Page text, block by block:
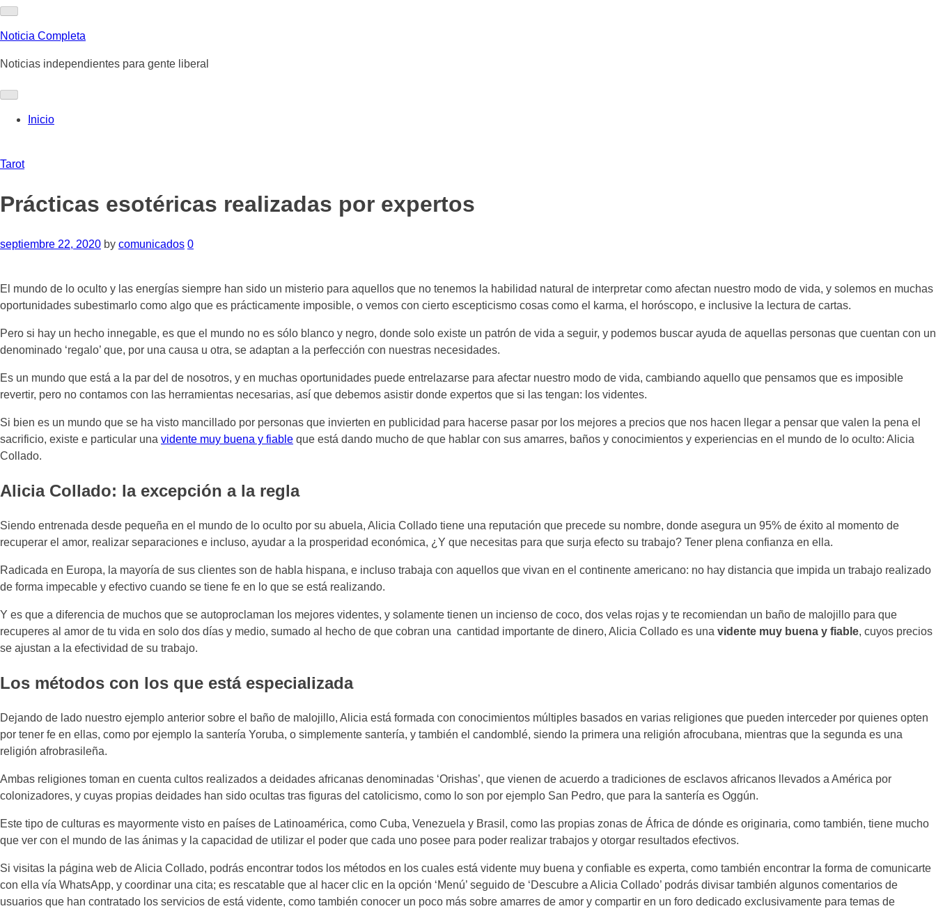
Skip
content
Noticia Completa
Noticias independientes para gente liberal
Inicio
Tarot
Prácticas esotéricas realizadas por expertos
septiembre 22, 2020 by comunicados 0
El mundo de lo oculto y las energías siempre han sido un misterio para aquellos que no tenemos la habilidad natural de interpretar como afectan nuestro modo de vida, y solemos en muchas
oportunidades subestimarlo como algo que es prácticamente imposible, o vemos con cierto escepticismo cosas como el karma, el horóscopo, e inclusive la lectura de cartas.
Pero si hay un hecho innegable, es que el mundo no es sólo blanco y negro, donde solo existe un patrón de vida a seguir, y podemos buscar ayuda de aquellas personas que cuentan con un
denominado ‘regalo’ que, por una causa u otra, se adaptan a la perfección con nuestras necesidades.
Es un mundo que está a la par del de nosotros, y en muchas oportunidades puede entrelazarse para afectar nuestro modo de vida, cambiando aquello que pensamos que es imposible
revertir, pero no contamos con las herramientas necesarias, así que debemos asistir donde expertos que si las tengan: los videntes.
Si bien es un mundo que se ha visto mancillado por personas que invierten en publicidad para hacerse pasar por los mejores a precios que nos hacen llegar a pensar que valen la pena el
sacrificio, existe e particular una vidente muy buena y fiable que está dando mucho de que hablar con sus amarres, baños y conocimientos y experiencias en el mundo de lo oculto: Alicia
Collado.
Alicia Collado: la excepción a la regla
Siendo entrenada desde pequeña en el mundo de lo oculto por su abuela, Alicia Collado tiene una reputación que precede su nombre, donde asegura un 95% de éxito al momento de
recuperar el amor, realizar separaciones e incluso, ayudar a la prosperidad económica, ¿Y que necesitas para que surja efecto su trabajo? Tener plena confianza en ella.
Radicada en Europa, la mayoría de sus clientes son de habla hispana, e incluso trabaja con aquellos que vivan en el continente americano: no hay distancia que impida un trabajo realizado
de forma impecable y efectivo cuando se tiene fe en lo que se está realizando.
Y es que a diferencia de muchos que se autoproclaman los mejores videntes, y solamente tienen un incienso de coco, dos velas rojas y te recomiendan un baño de malojillo para que
recuperes al amor de tu vida en solo dos días y medio, sumado al hecho de que cobran una cantidad importante de dinero, Alicia Collado es una vidente muy buena y fiable, cuyos precios
se ajustan a la efectividad de su trabajo.
Los métodos con los que está especializada
Dejando de lado nuestro ejemplo anterior sobre el baño de malojillo, Alicia está formada con conocimientos múltiples basados en varias religiones que pueden interceder por quienes opten
por tener fe en ellas, como por ejemplo la santería Yoruba, o simplemente santería, y también el candomblé, siendo la primera una religión afrocubana, mientras que la segunda es una
religión afrobrasileña.
Ambas religiones toman en cuenta cultos realizados a deidades africanas denominadas ‘Orishas’, que vienen de acuerdo a tradiciones de esclavos africanos llevados a América por
colonizadores, y cuyas propias deidades han sido ocultas tras figuras del catolicismo, como lo son por ejemplo San Pedro, que para la santería es Oggún.
Este tipo de culturas es mayormente visto en países de Latinoamérica, como Cuba, Venezuela y Brasil, como las propias zonas de África de dónde es originaria, como también, tiene mucho
que ver con el mundo de las ánimas y la capacidad de utilizar el poder que cada uno posee para poder realizar trabajos y otorgar resultados efectivos.
Si visitas la página web de Alicia Collado, podrás encontrar todos los métodos en los cuales está vidente muy buena y confiable es experta, como también encontrar la forma de comunicarte
con ella vía WhatsApp, y coordinar una cita; es rescatable que al hacer clic en la opción ‘Menú’ seguido de ‘Descubre a Alicia Collado’ podrás divisar también algunos comentarios de
usuarios que han contratado los servicios de está vidente, como también conocer un poco más sobre amarres de amor y compartir en un foro dedicado exclusivamente para temas de